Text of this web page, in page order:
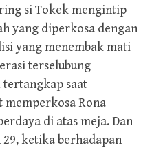
si Tokek mengintip
yang diperkosa dengan
yang menembak mati
terselubung
tertangkap saat
Rona
di atas meja. Dan
ketika berhadapan